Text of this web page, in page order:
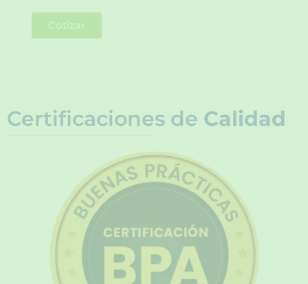
Cotizar
Certificaciones de Calidad